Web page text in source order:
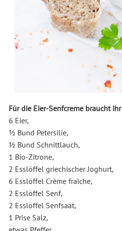
Für die Eier-Senfcreme braucht ihr
6 Eier,
½ Bund Petersilie,
½ Bund Schnittlauch,
1 Bio-Zitrone,
2 Esslöffel griechischer Joghurt,
6 Esslöffel Crème fraîche,
2 Esslöffel Senf,
2 Esslöffel Senfsaat,
1 Prise Salz,